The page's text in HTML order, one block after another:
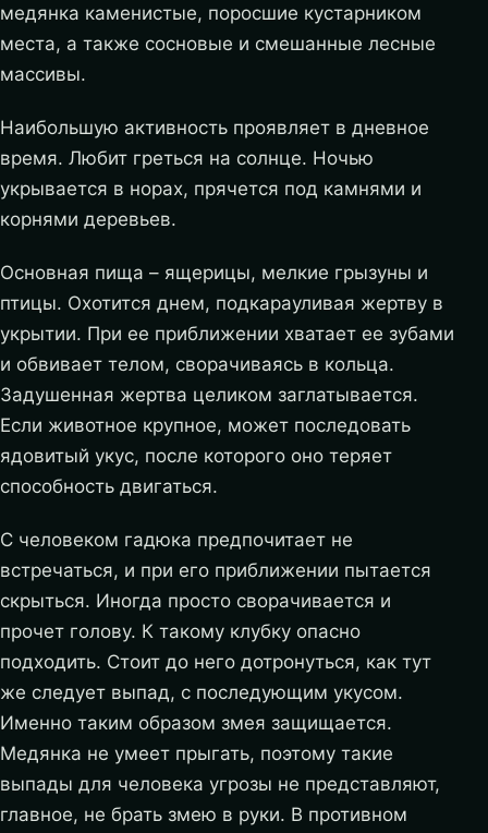
медянка каменистые, поросшие кустарником
места, а также сосновые и смешанные лесные
массивы.
Наибольшую активность проявляет в дневное
время. Любит греться на солнце. Ночью
укрывается в норах, прячется под камнями и
корнями деревьев.
Основная пища – ящерицы, мелкие грызуны и
птицы. Охотится днем, подкарауливая жертву в
укрытии. При ее приближении хватает ее зубами
и обвивает телом, сворачиваясь в кольца.
Задушенная жертва целиком заглатывается.
Если животное крупное, может последовать
ядовитый укус, после которого оно теряет
способность двигаться.
С человеком гадюка предпочитает не
встречаться, и при его приближении пытается
скрыться. Иногда просто сворачивается и
прочет голову. К такому клубку опасно
подходить. Стоит до него дотронуться, как тут
же следует выпад, с последующим укусом.
Именно таким образом змея защищается.
Медянка не умеет прыгать, поэтому такие
выпады для человека угрозы не представляют,
главное, не брать змею в руки. В противном